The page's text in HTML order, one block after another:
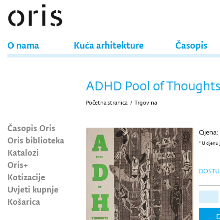
O nama Kuća arhitekture Časopis
Časopis Oris
Oris biblioteka
Katalozi
Oris+
Kotizacije
Uvjeti kupnje
Košarica
ADHD Pool of
Početna stranica / Trgovina
Cijena:
* U cijenu